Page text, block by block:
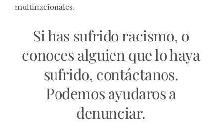
multinacionales.
Si has sufrido racismo, o
conoces alguien que lo haya
sufrido, contáctanos.
Podemos ayudaros a
denunciar.